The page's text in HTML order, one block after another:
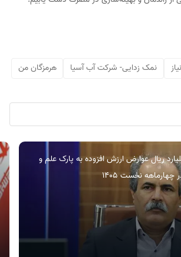
نمک زدایی- شرکت آب آسیا هرمزگان من
۲۸۹ میلیارد ریال عوارض ارزش افزوده به پارک علم و
نخست ۱۴۰۵